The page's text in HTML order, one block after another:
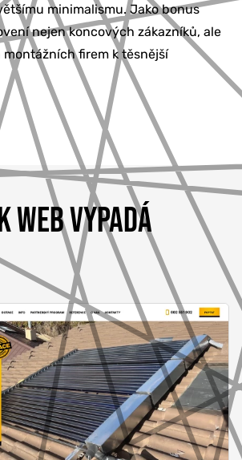
minimalismu. Jako bonus
nejen koncových zákazníků, ale
firem k těsnější
WEB VYPADÁ